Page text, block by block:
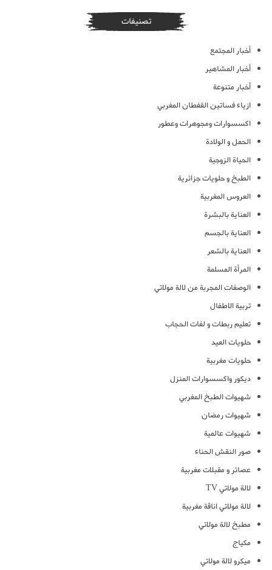
تصنيفات
أخبار المجتمع
أخبار المشاهير
أخبار متنوعة
ازياء فساتين القفطان المغربي
اكسسوارات ومجوهرات وعطور
الحمل و الولادة
الحياة الزوجية
الطبخ و حلويات جزائرية
العروس المغربية
العناية بالبشرة
العناية بالجسم
العناية بالشعر
المرأة المسلمة
الوصفات المجربة من لالة مولاتي
تربية الاطفال
تعليم ربطات و لفات الحجاب
حلويات العيد
حلويات مغربية
ديكور واكسسوارات المنزل
شهيوات الطبخ المغربي
شهيوات رمضان
شهيوات عالمية
صور النقش الحناء
عصائر و مقبلات مغربية
لالة مولاتي TV
لالة مولاتي اناقة مغربية
مطبخ لالة مولاتي
مكياج
ميكرو لالة مولاتي